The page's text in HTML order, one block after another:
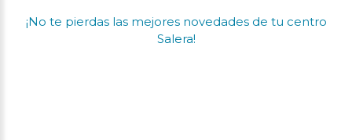
¡No te pierdas las mejores novedades de tu centro
Salera!